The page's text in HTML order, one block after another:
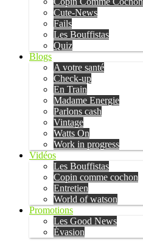
Cute-News
Fails
Les Bouffistas
Quiz
Blogs
A votre santé
Check-up
En Train
Madame Energie
Parlons cash
Vintage
Watts On
Work in progress
Vidéos
Les Bouffistas
Copin comme cochon
Entretien
World of watson
Promotions
Les Good News
Évasion